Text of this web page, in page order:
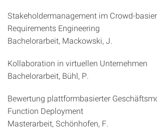
Stakeholdermanagement im Crowd-
Requirements Engineering
Bachelorarbeit, Mackowski, J.
Kollaboration in virtuellen Unternehmen
Bachelorarbeit, Bühl, P.
Bewertung plattformbasierter
Function Deployment
Masterarbeit, Schönhofen, F.